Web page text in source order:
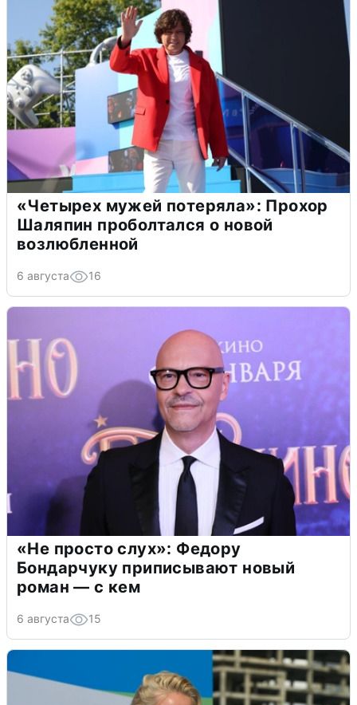
«Четырех мужей потеряла»: Прохор
Шаляпин проболтался о новой
возлюбленной
6 августа 16
«Не просто слух»: Федору
Бондарчуку приписывают новый
роман — с кем
6 августа 15